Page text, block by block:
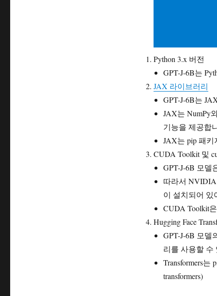
Python 3.x 버전
GPT-J-6B는
JAX 라이브러리
GPT-J-6B는
JAX는 NumPy
기능을 제공합
JAX는 pip 패키
CUDA Toolkit 및
GPT-J-6B 모델
따라서
이 설치되어 있
CUDA Toolkit
Hugging Face
GPT-J-6B 모델
리를 사용할 수
Transformers
transformers)